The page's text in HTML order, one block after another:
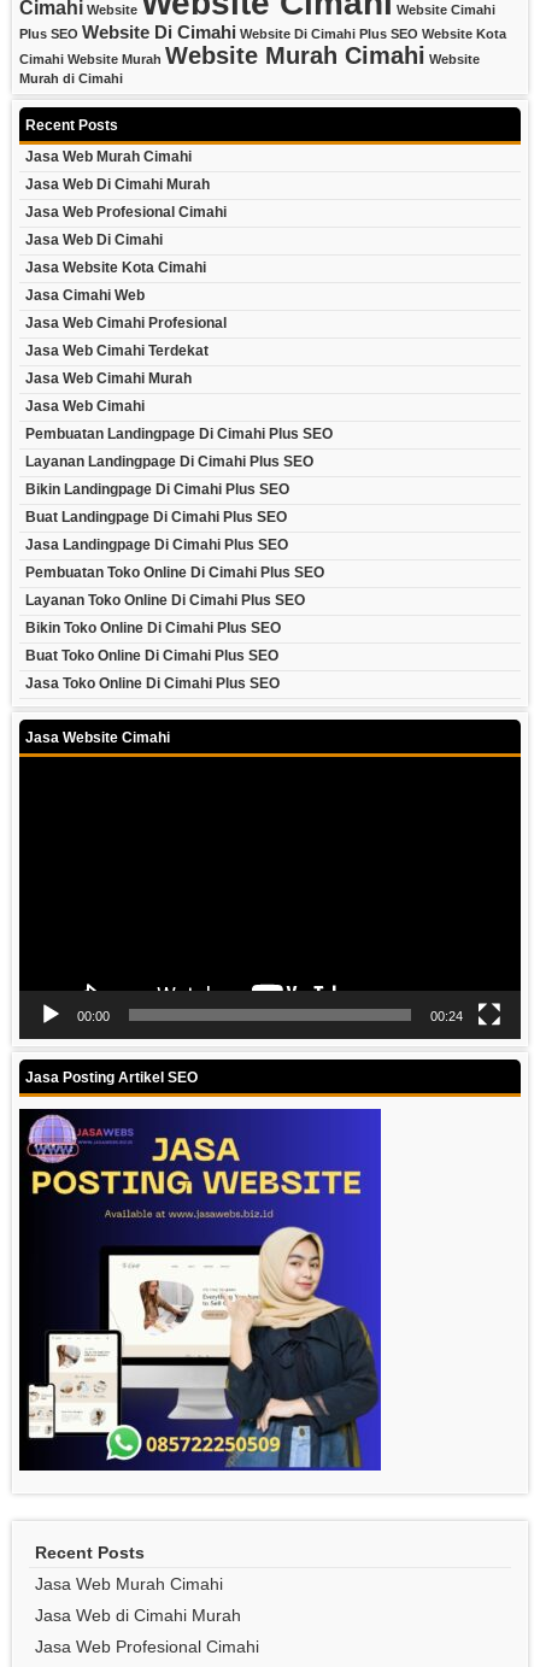
Cimahi Website
Website Cimahi
Plus SEO Website Di Cimahi Website Di Cimahi Plus SEO Website Kota
Cimahi Website Murah Website Murah Cimahi Website
Murah di Cimahi
Recent Posts
Jasa Web Murah Cimahi
Jasa Web Di Cimahi Murah
Jasa Web Profesional Cimahi
Jasa Web Di Cimahi
Jasa Website Kota Cimahi
Jasa Cimahi Web
Jasa Web Cimahi Profesional
Jasa Web Cimahi Terdekat
Jasa Web Cimahi Murah
Jasa Web Cimahi
Pembuatan Landingpage Di Cimahi Plus SEO
Layanan Landingpage Di Cimahi Plus SEO
Bikin Landingpage Di Cimahi Plus SEO
Buat Landingpage Di Cimahi Plus SEO
Jasa Landingpage Di Cimahi Plus SEO
Pembuatan Toko Online Di Cimahi Plus SEO
Layanan Toko Online Di Cimahi Plus SEO
Bikin Toko Online Di Cimahi Plus SEO
Buat Toko Online Di Cimahi Plus SEO
Jasa Toko Online Di Cimahi Plus SEO
Jasa Website Cimahi
00:00 00:24
Jasa Posting Artikel SEO
Recent Posts
Jasa Web Murah Cimahi
Jasa Web di Cimahi Murah
Jasa Web Profesional Cimahi